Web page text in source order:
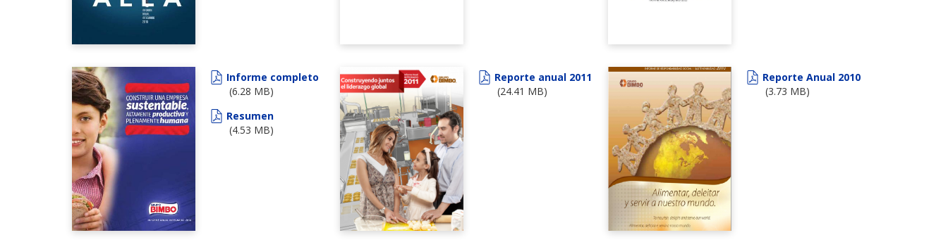
Informe completo
(6.28 MB)
Resumen
(4.53 MB)
Reporte anual 2011
(24.41 MB)
Reporte Anual 2010
(3.73 MB)